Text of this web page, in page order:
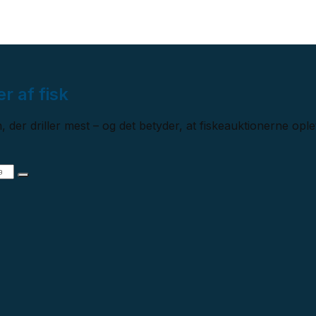
af fisk
driller mest – og det betyder, at fiskeauktionerne